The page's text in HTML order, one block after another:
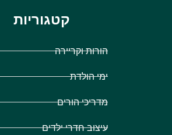
קטגוריות
הורות וקריירה
ימי הולדת
מדריכי הורים
עיצוב חדרי ילדים